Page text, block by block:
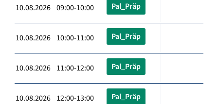
10.08.2026 09:00-10:00 Pal_Präp
10.08.2026 10:00-11:00 Pal_Präp
10.08.2026 11:00-12:00 Pal_Präp
10.08.2026 12:00-13:00 Pal_Präp